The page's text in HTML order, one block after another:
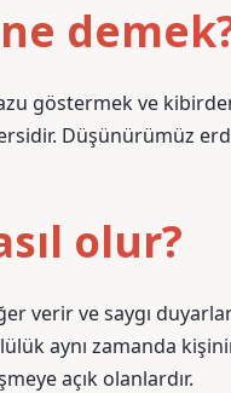
göstermek ve
Düşünürümüz
olur?
verir ve saygı
aynı zamanda
açık olanlardır.